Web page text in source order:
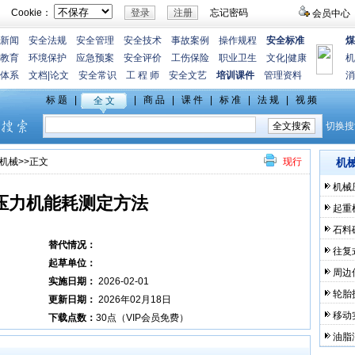
会员中心
Cookie： 忘记密码
闻 安全法规 安全管理 安全技术 事故案例 操作规程
安全标准
育
环境保护 应急预案 安全评价 工伤保险 职业卫生 文化 健康
系
文档 论文 安全常识 工 程 师 安全文艺 培训课件 管理资料
现行
机械>>正文
力机能耗测定方法
替代情况：
起草单位：
实施日期： 2026-02-01
更新日期： 2026年02月18日
下载点数： 30点（VIP会员免费）
机
机械
起重
石料
往复
周边
轮胎
移动
油脂